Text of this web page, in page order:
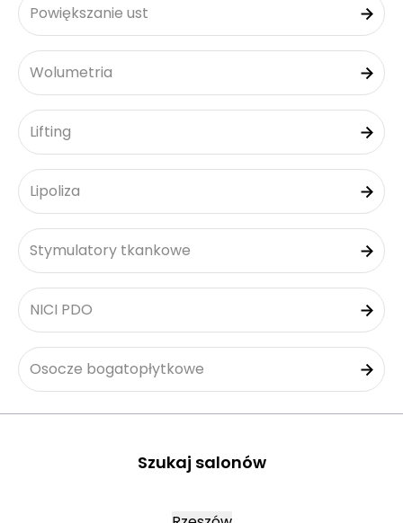
Powiększanie ust
Wolumetria
Lifting
Lipoliza
Stymulatory tkankowe
NICI PDO
Osocze bogatopłytkowe
Szukaj salonów